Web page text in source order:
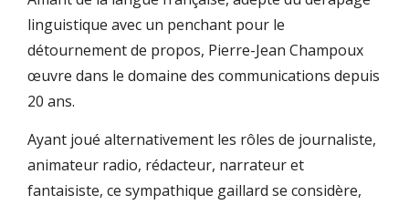
linguistique avec un penchant pour le
détournement de propos, Pierre-Jean Champoux
œuvre dans le domaine des communications depuis
20 ans.
Ayant joué alternativement les rôles de journaliste,
animateur radio, rédacteur, narrateur et
fantaisiste, ce sympathique gaillard se considère,